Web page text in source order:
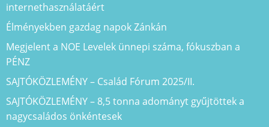
internethasználatáért
Élményekben gazdag napok Zánkán
Megjelent a NOE Levelek ünnepi száma, fókuszban a
PÉNZ
SAJTÓKÖZLEMÉNY – Család Fórum 2025/II.
SAJTÓKÖZLEMÉNY – 8,5 tonna adományt gyűjtöttek a
nagycsaládos önkéntesek